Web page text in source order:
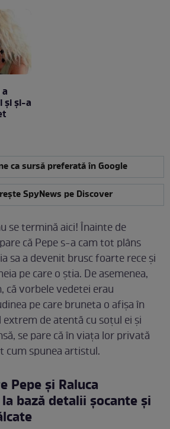
și și-a
ca sursă preferată în Google
SpyNews pe Discover
se termină aici! Înainte de
că Pepe s-a cam tot plâns
sa a devenit brusc foarte rece și
pe care o știa. De asemenea,
vorbele vedetei erau
pe care bruneta o afișa în
de atentă cu soțul ei și
se pare că în viața lor privată
cum spunea artistul.
și Raluca
bază detalii șocante și